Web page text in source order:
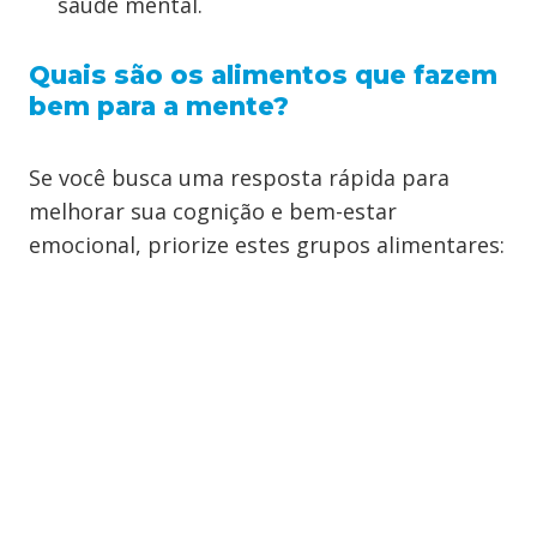
Quais são os alimentos que fazem
bem para a mente?
Se você busca uma resposta rápida para
melhorar sua cognição e bem-estar
emocional, priorize estes grupos alimentares: